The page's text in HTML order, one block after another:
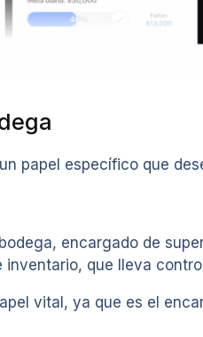
papel específico que
encargado de
que lleva
vital, ya que es el